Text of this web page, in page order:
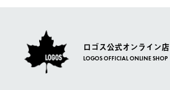
ロゴス公式オンライン店
LOGOS OFFICIAL ONLINE SHOP